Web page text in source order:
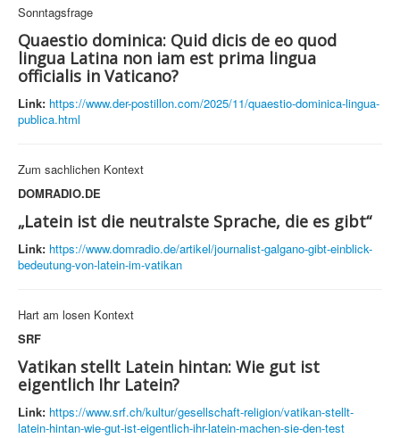
Sonntagsfrage
Quaestio dominica: Quid dicis de eo quod
lingua Latina non iam est prima lingua
officialis in Vaticano?
Link: https://www.der-postillon.com/2025/11/quaestio-dominica-lingua-
publica.html
Zum sachlichen Kontext
DOMRADIO.DE
„Latein ist die neutralste Sprache, die es gibt“
Link: https://www.domradio.de/artikel/journalist-galgano-gibt-einblick-
bedeutung-von-latein-im-vatikan
Hart am losen Kontext
SRF
Vatikan stellt Latein hintan: Wie gut ist
eigentlich Ihr Latein?
Link: https://www.srf.ch/kultur/gesellschaft-religion/vatikan-stellt-
latein-hintan-wie-gut-ist-eigentlich-ihr-latein-machen-sie-den-test